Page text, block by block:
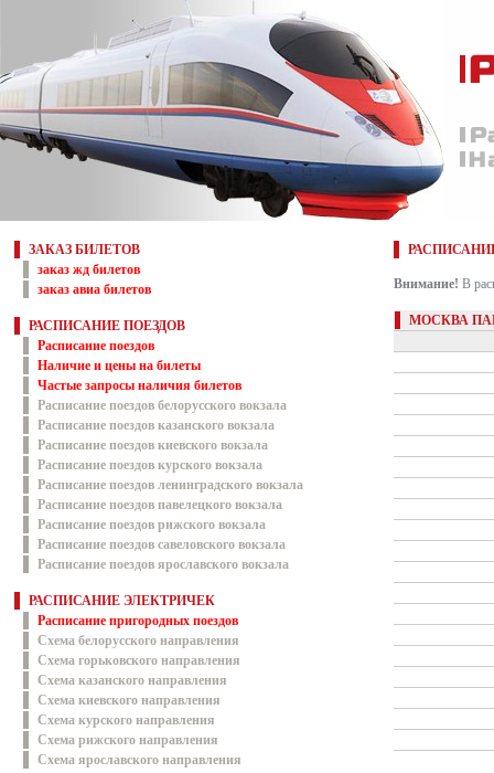
ЗАКАЗ БИЛЕТОВ
заказ жд билетов
заказ авиа билетов
РАСПИСАНИЕ ПОЕЗДОВ
Расписание поездов
Наличие и цены на билеты
Частые запросы наличия билетов
Расписание поездов белорусского вокзала
Расписание поездов казанского вокзала
Расписание поездов киевского вокзала
Расписание поездов курского вокзала
Расписание поездов ленинградского вокзала
Расписание поездов павелецкого вокзала
Расписание поездов рижского вокзала
Расписание поездов савеловского вокзала
Расписание поездов ярославского вокзала
РАСПИСАНИЕ ЭЛЕКТРИЧЕК
Расписание пригородных поездов
Схема белорусского направления
Схема горьковского направления
Схема казанского направления
Схема киевского направления
Схема курского направления
Схема рижского направления
Схема ярославского направления
Внимание! В
МОСКВА